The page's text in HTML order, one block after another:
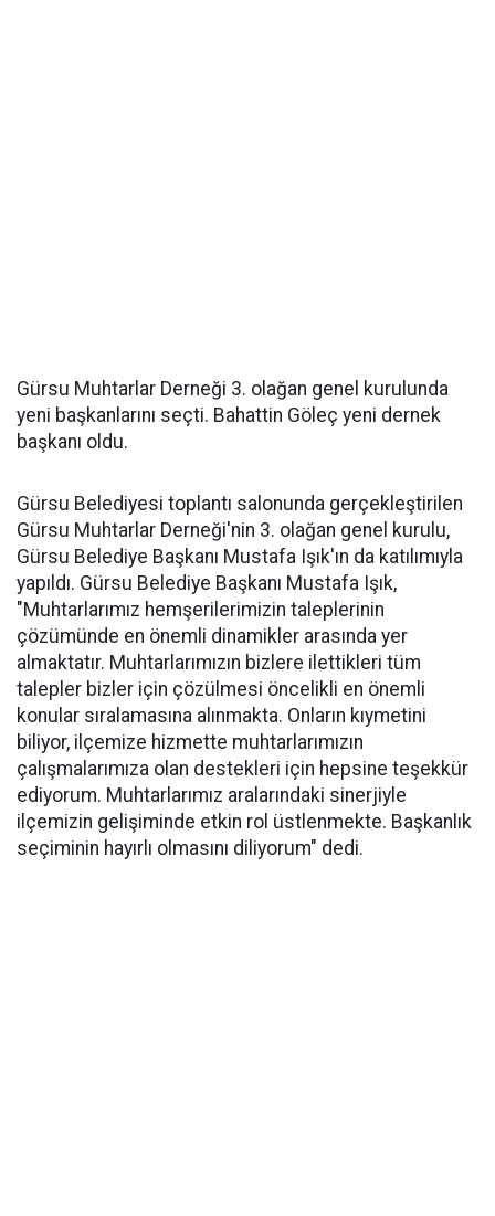
Gürsu Muhtarlar Derneği 3. olağan genel kurulunda
yeni başkanlarını seçti. Bahattin Göleç yeni dernek
başkanı oldu.
Gürsu Belediyesi toplantı salonunda gerçekleştirilen
Gürsu Muhtarlar Derneği'nin 3. olağan genel kurulu,
Gürsu Belediye Başkanı Mustafa Işık'ın da katılımıyla
yapıldı. Gürsu Belediye Başkanı Mustafa Işık,
"Muhtarlarımız hemşerilerimizin taleplerinin
çözümünde en önemli dinamikler arasında yer
almaktatır. Muhtarlarımızın bizlere ilettikleri tüm
talepler bizler için çözülmesi öncelikli en önemli
konular sıralamasına alınmakta. Onların kıymetini
biliyor, ilçemize hizmette muhtarlarımızın
çalışmalarımıza olan destekleri için hepsine teşekkür
ediyorum. Muhtarlarımız aralarındaki sinerjiyle
ilçemizin gelişiminde etkin rol üstlenmekte. Başkanlık
seçiminin hayırlı olmasını diliyorum" dedi.